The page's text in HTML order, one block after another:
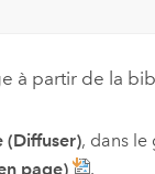
à partir de la
(Diffuser), dans le
page)
.